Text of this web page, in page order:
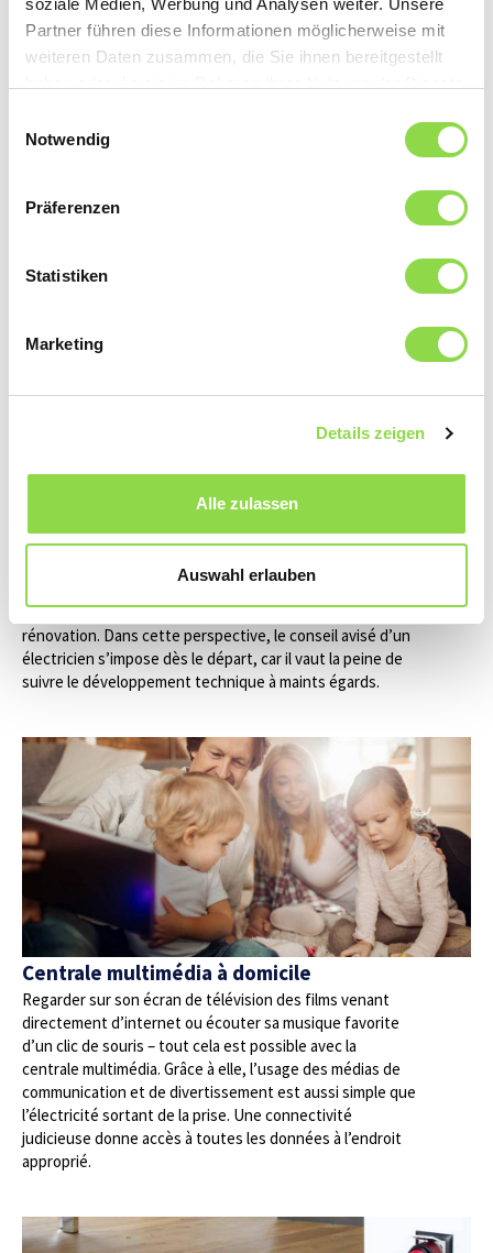
soziale Medien, Werbung und Analysen weiter. Unsere
Partner führen diese Informationen möglicherweise mit
weiteren Daten zusammen, die Sie ihnen bereitgestellt
Notwendig
Präferenzen
Statistiken
Marketing
Details zeigen
Alle zulassen
Auswahl erlauben
Un conseil avisé pour investir dans le futur
transformations et rénovations. Le moment est donc
permet de trouver la solution idéale.
Environnement de marché avantageux pour la
propriété immobilière
Coûts de construction stables et taux hypothécaires bas
l’accession à la propriété ou à investir dans une
rénovation. Dans cette perspective, le conseil avisé d’un
électricien s’impose dès le départ, car il vaut la peine de
suivre le développement technique à maints égards.
Centrale multimédia à domicile
Regarder sur son écran de télévision des films venant
directement d’internet ou écouter sa musique favorite
d’un clic de souris – tout cela est possible avec la
centrale multimédia. Grâce à elle, l’usage des médias de
communication et de divertissement est aussi simple que
l’électricité sortant de la prise. Une connectivité
judicieuse donne accès à toutes les données à l’endroit
approprié.